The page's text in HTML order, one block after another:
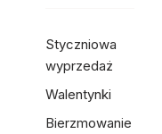
Styczniowa
wyprzedaż
Walentynki
Bierzmowanie